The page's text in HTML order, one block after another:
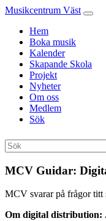
Musikcentrum Väst
Hem
Boka musik
Kalender
Skapande Skola
Projekt
Nyheter
Om oss
Medlem
Sök
MCV Guidar:
MCV svarar på frågor titt
Om digital distribution: